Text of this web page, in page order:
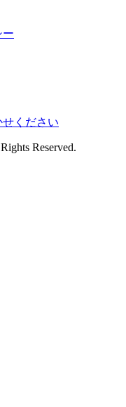
ー
ください
Reserved.